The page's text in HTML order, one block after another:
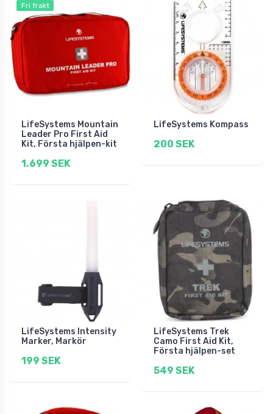
Fri frakt
LifeSystems Mountain
Leader Pro First Aid
Kit, Första hjälpen-kit
1.699 SEK
LifeSystems Kompass
200 SEK
LifeSystems Intensity
Marker, Markör
199 SEK
LifeSystems Trek
Camo First Aid Kit,
Första hjälpen-set
549 SEK